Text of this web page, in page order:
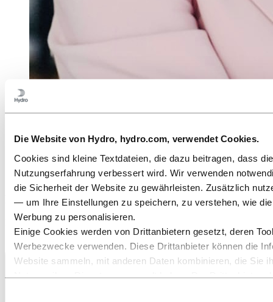
Die Website von Hydro, hydro.com, verwendet Cookies.
Cookies sind kleine Textdateien, die dazu beitragen, dass
Nutzungserfahrung verbessert wird. Wir verwenden
die Sicherheit der Website zu gewährleisten. Zusätzlich
— um Ihre Einstellungen zu speichern, zu verstehen, wie
Werbung zu personalisieren.
Einige Cookies werden von Drittanbietern gesetzt, deren
Werbezwecke verwenden. Diese Drittanbieter können die
Website sammeln, mit anderen Daten kombinieren, die Sie
Martina Adler-Rantzen
Head of Marketing & Communications Region DACH